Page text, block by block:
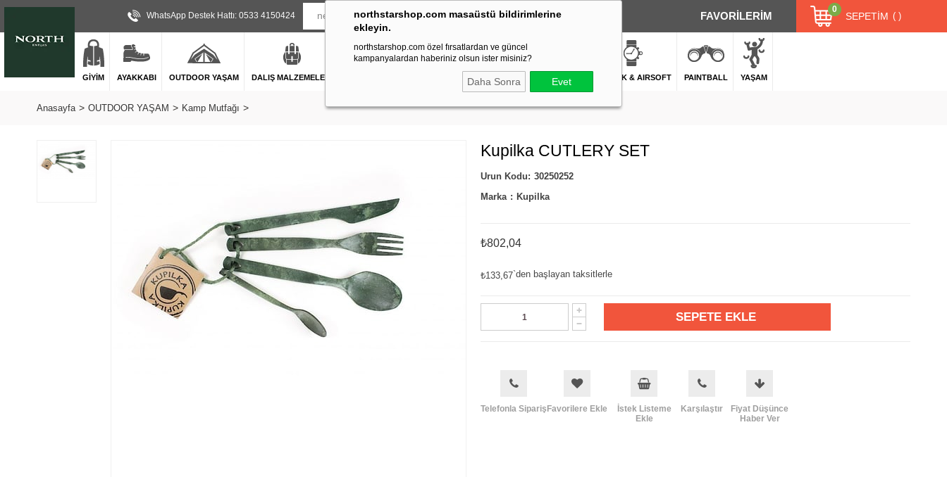
northstarshop.com masaüstü bildirimlerine
ekleyin.
northstarshop.com özel fırsatlardan ve güncel
kampanyalardan haberiniz olsun ister misiniz?
Daha Sonra Evet
WhatsApp Destek Hattı: 0533 4150424 FAVORİLERİM SEPETIM
0
GİYİM AYAKKABI OUTDOOR YAŞAM DALIŞ MALZEMELERİ FENER DAĞCILIK & İŞ GÜVENLİĞİ ATICILIK & AIRSOFT PAINTBALL YAŞAM
Anasayfa OUTDOOR YAŞAM Kamp Mutfağı
Kupilka CUTLERY SET
30250252
Marka : Kupilka
₺802,04
₺133,67`den başlayan taksitlerle
Telefonla Sipariş Favorilere Ekle
İstek Listeme
Ekle
Karşılaştır
Fiyat Düşünce
Haber Ver